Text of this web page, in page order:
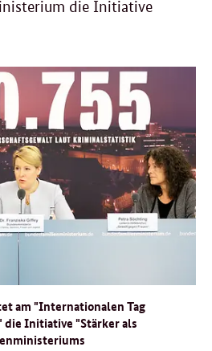
die Initiative
am "Internationalen Tag
die Initiative "Stärker als